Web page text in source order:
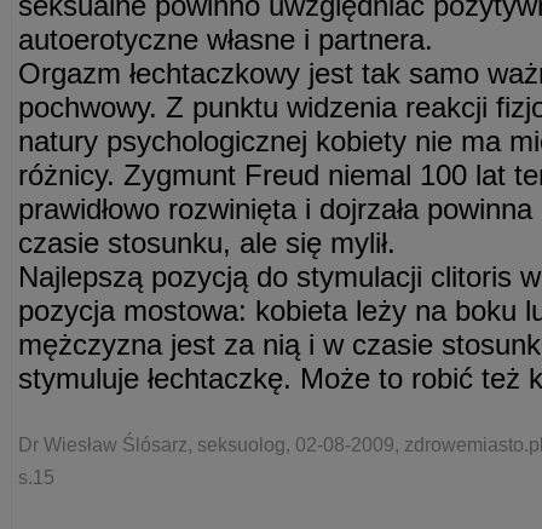
autoerotyczne własne i partnera.
Orgazm łechtaczkowy jest tak samo
pochwowy. Z punktu widzenia reakcji
natury psychologicznej kobiety nie ma
różnicy. Zygmunt Freud niemal 100 lat
prawidłowo rozwinięta i dojrzała
czasie stosunku, ale się mylił.
Najlepszą pozycją do stymulacji clitoris
pozycja mostowa: kobieta leży na boku
mężczyzna jest za nią i w czasie
stymuluje łechtaczkę. Może to robić też
Dr Wiesław Ślósarz, seksuolog, 02-08-2009,
s.15